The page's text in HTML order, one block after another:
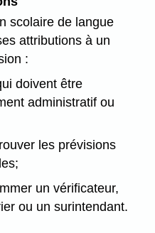
scolaire de langue
attributions à un
:
doivent être
administratif ou
les prévisions
un vérificateur,
ou un surintendant.